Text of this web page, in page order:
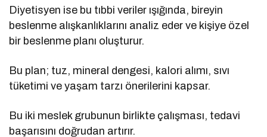
Diyetisyen ise bu tıbbi veriler ışığında, bireyin
beslenme alışkanlıklarını analiz eder ve kişiye özel
bir beslenme planı oluşturur.
Bu plan; tuz, mineral dengesi, kalori alımı, sıvı
tüketimi ve yaşam tarzı önerilerini kapsar.
Bu iki meslek grubunun birlikte çalışması, tedavi
başarısını doğrudan artırır.